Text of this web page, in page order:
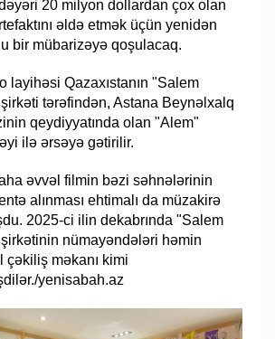
20 milyon dollardan çox olan
əldə etmək üçün yenidən
bir mübarizəyə qoşulacaq.
layihəsi Qazaxıstanın "Salem
tərəfindən, Astana Beynəlxalq
qeydiyyatında olan "Alem"
ilə ərsəyə gətirilir.
əvvəl filmin bəzi səhnələrinin
alınması ehtimalı da müzakirə
2025-ci ilin dekabrında "Salem
nümayəndələri həmin
məkanı kimi
yenisabah.az